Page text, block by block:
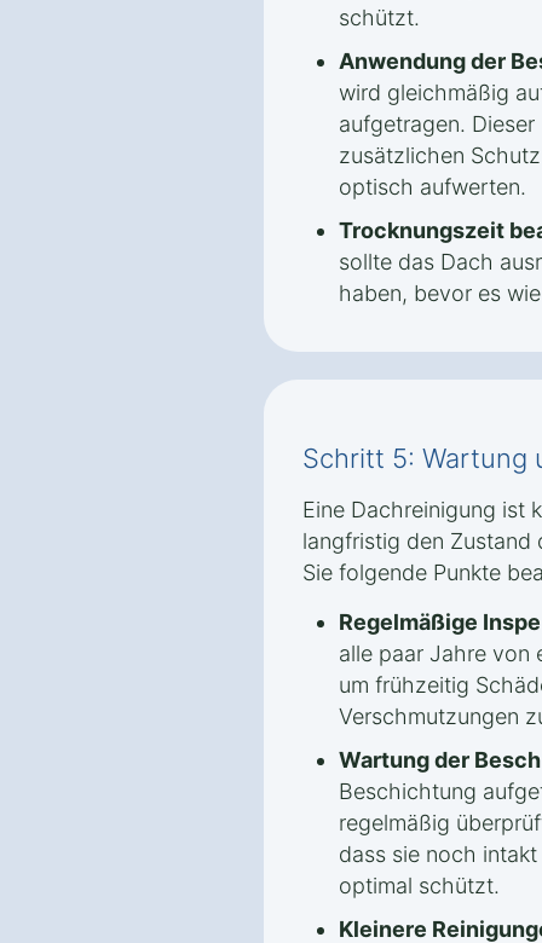
schützt.
Anwendung der
wird gleichmäßig
aufgetragen.
zusätzlichen
optisch aufwerten.
Trocknungszeit
sollte das Dach
haben, bevor es
Schritt 5: Wartung
Eine Dachreinigung ist
langfristig den Zustand
Sie folgende Punkte
Regelmäßige
alle paar Jahre von
um frühzeitig
Verschmutzungen
Wartung der
Beschichtung
regelmäßig
dass sie noch
optimal schützt.
Kleinere